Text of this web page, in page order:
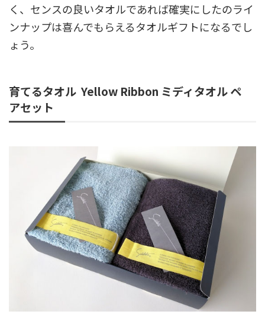
く、センスの良いタオルであれば確実にしたのライ
ンナップは喜んでもらえるタオルギフトになるでし
ょう。
育てるタオル Yellow Ribbon ミディタオル ペ
アセット